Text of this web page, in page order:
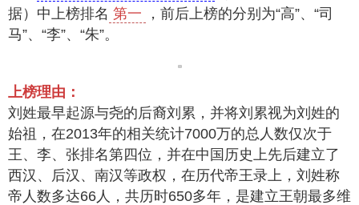
据）中上榜排名 第一
，前后上榜的分别为“高”、“司
马”、“李”、“朱”。
上榜理由：
刘姓最早起源与尧的后裔刘累，并将刘累视为刘姓的
始祖，在2013年的相关统计7000万的总人数仅次于
王、李、张排名第四位，并在中国历史上先后建立了
西汉、后汉、南汉等政权，在历代帝王录上，刘姓称
帝人数多达66人，共历时650多年，是建立王朝最多维